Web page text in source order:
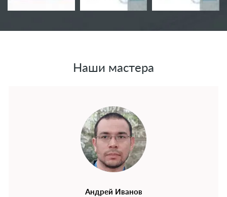
Наши мастера
Андрей Иванов